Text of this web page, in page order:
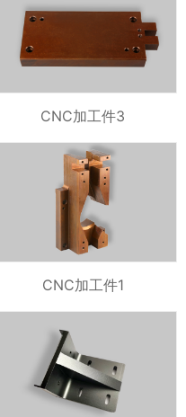
CNC加工件3
CNC加工件1